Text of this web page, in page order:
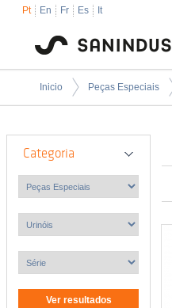
Pt En Fr Es It
Inicio Peças Especiais
Categoria